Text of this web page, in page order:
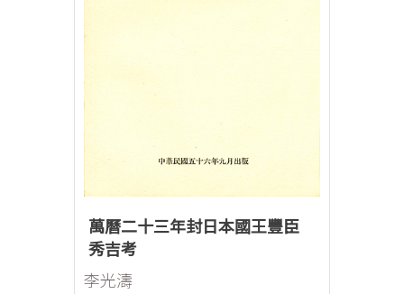
萬曆二十三年封日本國王豐臣
秀吉考
李光濤